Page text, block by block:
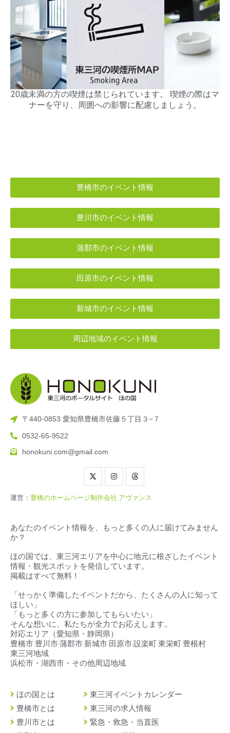
20歳未満の方の喫煙は禁じられています。 喫煙の際はマ
ナーを守り、周囲への影響に配慮しましょう。
豊橋市のイベント情報
豊川市のイベント情報
蒲郡市のイベント情報
田原市のイベント情報
新城市のイベント情報
周辺地域のイベント情報
〒440-0853 愛知県豊橋市佐藤５丁目３−７
0532-65-9522
honokuni.com@gmail.com
運営： 豊橋のホームページ制作会社 アヴァンス
あなたのイベント情報を、もっと多くの人に届けてみません
か？
ほの国では、東三河エリアを中心に地元に根ざしたイベント
情報・観光スポットを発信しています。
掲載はすべて無料！
「せっかく準備したイベントだから、たくさんの人に知って
ほしい」
「もっと多くの方に参加してもらいたい」
そんな想いに、私たちが全力でお応えします。
対応エリア（愛知県・静岡県）
豊橋市‧豊川市‧蒲郡市‧新城市‧田原市‧設楽町‧東栄町‧豊根村
東三河地域
浜松市・湖西市・その他周辺地域
ほの国とは
豊橋市とは
豊川市とは
東三河イベントカレンダー
東三河の求人情報
緊急・救急・当直医